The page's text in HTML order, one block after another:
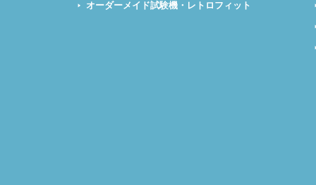
オーダーメイド試験機・レトロフィット